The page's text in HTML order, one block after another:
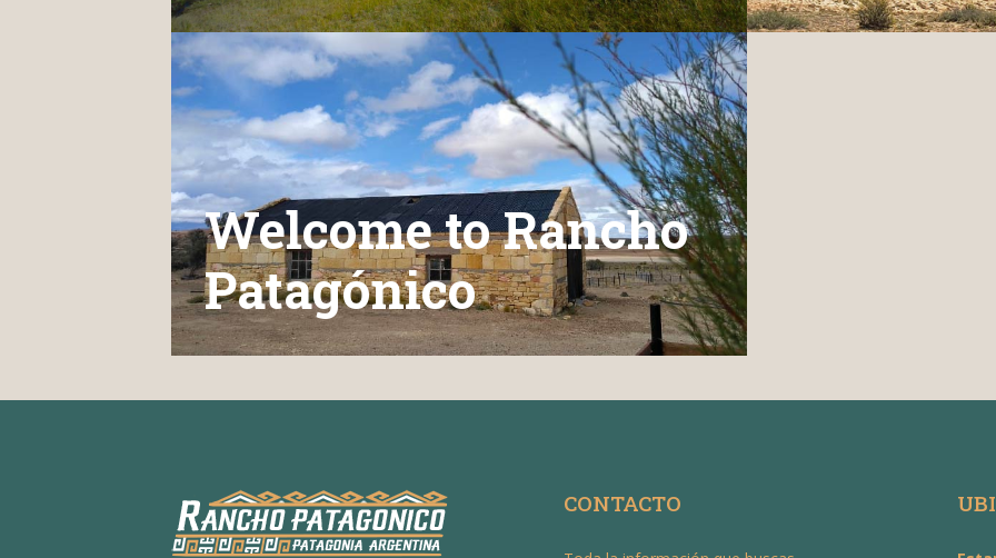
Welcome to Rancho
Patagónico
CONTACTO